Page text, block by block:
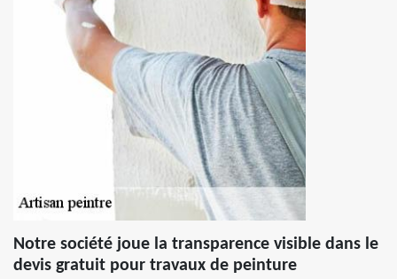
Notre société joue la transparence visible dans le
devis gratuit pour travaux de peinture